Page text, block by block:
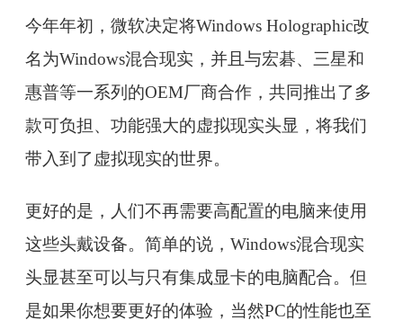
今年年初，微软决定将Windows Holographic改
名为Windows混合现实，并且与宏碁、三星和
惠普等一系列的OEM厂商合作，共同推出了多
款可负担、功能强大的虚拟现实头显，将我们
带入到了虚拟现实的世界。
更好的是，人们不再需要高配置的电脑来使用
这些头戴设备。简单的说，Windows混合现实
头显甚至可以与只有集成显卡的电脑配合。但
是如果你想要更好的体验，当然PC的性能也至